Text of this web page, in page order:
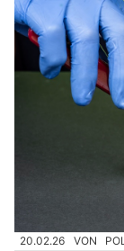
20.02.26 VON